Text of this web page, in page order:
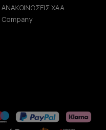
ΑΝΑΚΟΙΝΩΣΕΙΣ ΧΑΑ
Company